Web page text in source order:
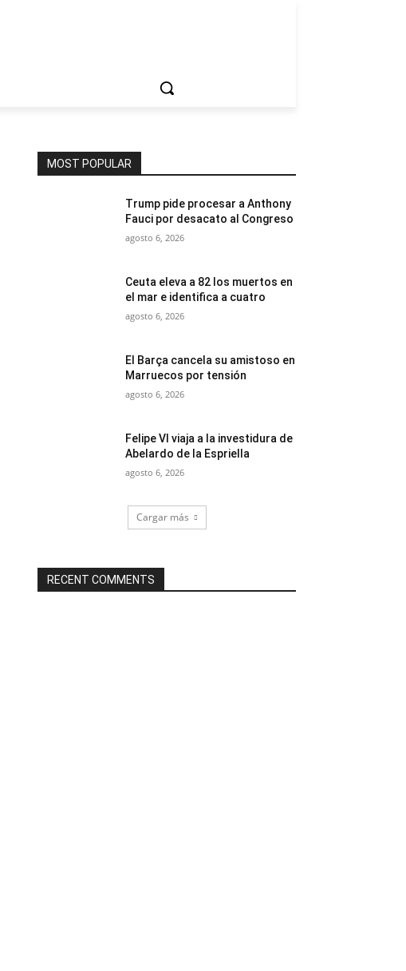
MOST POPULAR
Trump pide procesar a Anthony
Fauci por desacato al Congreso
agosto 6, 2026
Ceuta eleva a 82 los muertos en
el mar e identifica a cuatro
agosto 6, 2026
El Barça cancela su amistoso en
Marruecos por tensión
agosto 6, 2026
Felipe VI viaja a la investidura de
Abelardo de la Espriella
agosto 6, 2026
Cargar más
RECENT COMMENTS